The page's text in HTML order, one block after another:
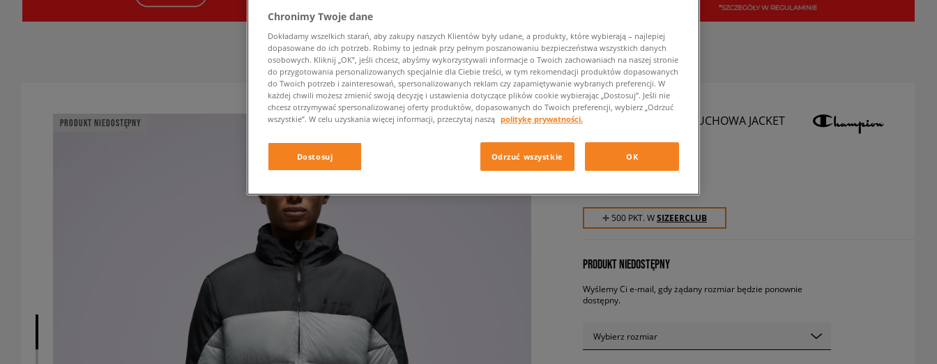
PRODUKT NIEDOSTĘPNY CHAMPION KURTKA PUCHOWA JACKET
męskie, kurtki zimowe
✛ 500 PKT. WSIZEERCLUB
PRODUKT NIEDOSTĘPNY
Wyślemy Ci e-mail, gdy żądany rozmiar będzie ponownie
dostępny.
Wybierz rozmiar
Chronimy Twoje dane
Dokładamy wszelkich starań, aby zakupy naszych Klientów były udane, a produkty, które wybierają – najlepiej
dopasowane do ich potrzeb. Robimy to jednak przy pełnym poszanowaniu bezpieczeństwa wszystkich danych
osobowych. Kliknij „OK”, jeśli chcesz, abyśmy wykorzystywali informacje o Twoich zachowaniach na naszej stronie
do przygotowania personalizowanych specjalnie dla Ciebie treści, w tym rekomendacji produktów dopasowanych
do Twoich potrzeb i zainteresowań, spersonalizowanych reklam czy zapamiętywanie wybranych preferencji. W
każdej chwili możesz zmienić swoją decyzję i ustawienia dotyczące plików cookie wybierając „Dostosuj”. Jeśli nie
chcesz otrzymywać spersonalizowanej oferty produktów, dopasowanych do Twoich preferencji, wybierz „Odrzuć
wszystkie”. W celu uzyskania więcej informacji, przeczytaj naszą politykę prywatności.
Dostosuj Odrzuć wszystkie OK